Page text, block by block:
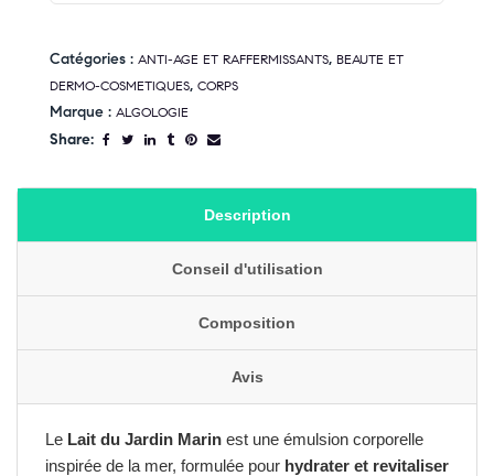
Catégories : ANTI-AGE ET RAFFERMISSANTS, BEAUTE ET
DERMO-COSMETIQUES, CORPS
Marque : ALGOLOGIE
Share:
Description
Conseil d'utilisation
Composition
Avis
Le Lait du Jardin Marin est une émulsion corporelle
inspirée de la mer, formulée pour hydrater et revitaliser